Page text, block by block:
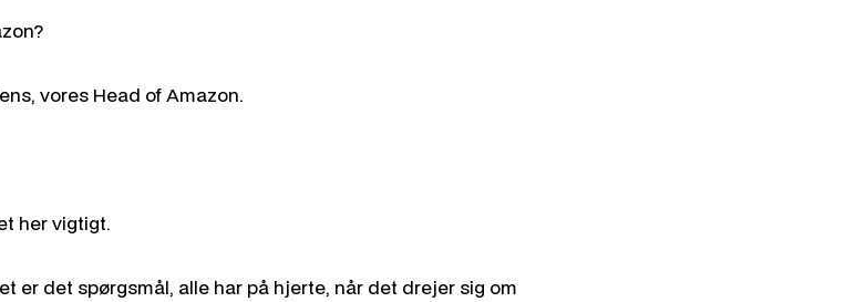
vores Head of Amazon.
her vigtigt.
er det spørgsmål, alle har på hjerte, når det drejer sig om